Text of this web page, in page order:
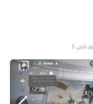
ثلجي 5